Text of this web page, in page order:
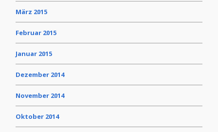
März 2015
Februar 2015
Januar 2015
Dezember 2014
November 2014
Oktober 2014